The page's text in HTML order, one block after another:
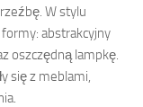
W stylu
abstrakcyjny
oszczędną lampkę.
się z meblami,